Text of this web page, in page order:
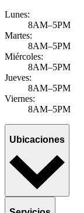
Lunes:
8AM–5PM
Martes:
8AM–5PM
Miércoles:
8AM–5PM
Jueves:
8AM–5PM
Viernes:
8AM–5PM
Ubicaciones